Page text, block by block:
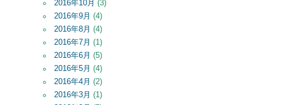
2016年10月 (3)
2016年9月 (4)
2016年8月 (4)
2016年7月 (1)
2016年6月 (5)
2016年5月 (4)
2016年4月 (2)
2016年3月 (1)